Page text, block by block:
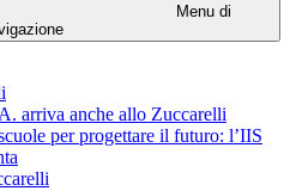
Menu di
arriva anche allo Zuccarelli
per progettare il futuro: l’IIS